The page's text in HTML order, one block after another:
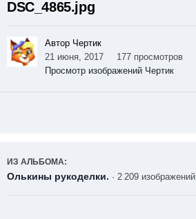
DSC_4865.jpg
Автор Чертик
21 июня, 2017
177 просмотров
Просмотр изображений Чертик
ИЗ АЛЬБОМА:
Олькины рукоделки. · 2 209 изображений